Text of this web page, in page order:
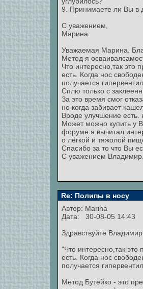
9. Принимаете ли Вы в
С уважением,
Марина.
Уважаемая Марина.
Метод я
Что интересно,так это
есть. Когда нос
получается
Сплю только с
За это время смог
но когда забивает
Вроде улучшение есть.
Может можно купить у
форуме я вычитал
о лёгкой и тяжолой
Спасибо за то что Вы
С уважением Владимир.
Re: Полипы в носу
Автор: Marina
Дата: 30-08-05 14:43
Здравствуйте Владимир.
"Что интересно,так это
есть. Когда нос
получается
Метод Бутейко - это